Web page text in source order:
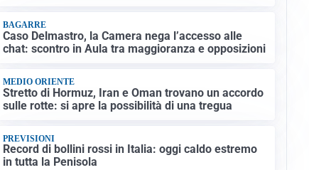
BAGARRE
Caso Delmastro, la Camera nega l’accesso alle
chat: scontro in Aula tra maggioranza e opposizioni
MEDIO ORIENTE
Stretto di Hormuz, Iran e Oman trovano un accordo
sulle rotte: si apre la possibilità di una tregua
PREVISIONI
Record di bollini rossi in Italia: oggi caldo estremo
in tutta la Penisola